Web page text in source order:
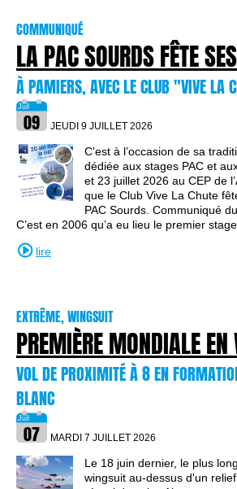
COMMUNIQUÉ
LA PAC SOURDS FÊTE
À PAMIERS, AVEC LE CLUB "VIVE LA
JEUDI 9 JUILLET 2026
C'est à l’occasion de sa
dédiée aux stages PAC et
et 23 juillet 2026 au CEP de
que le Club Vive La Chute
PAC Sourds. Communiqué
C’est en 2006 qu’a eu lieu le premier
lire
EXTRÊME, WINGSUIT
PREMIÈRE MONDIALE
VOL DE PROXIMITÉ À 8 EN
BLANC
MARDI 7 JUILLET 2026
Le 18 juin dernier, le plus
wingsuit au-dessus d'un